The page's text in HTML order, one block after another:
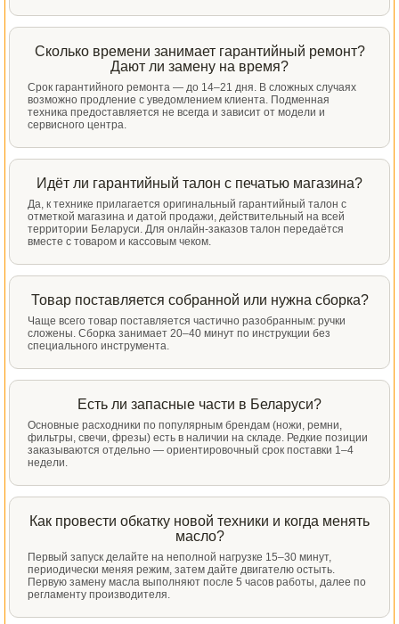
Сколько времени занимает гарантийный ремонт?
Дают ли замену на время?
Срок гарантийного ремонта — до 14–21 дня. В сложных случаях
возможно продление с уведомлением клиента. Подменная
техника предоставляется не всегда и зависит от модели и
сервисного центра.
Идёт ли гарантийный талон с печатью магазина?
Да, к технике прилагается оригинальный гарантийный талон с
отметкой магазина и датой продажи, действительный на всей
территории Беларуси. Для онлайн-заказов талон передаётся
вместе с товаром и кассовым чеком.
Товар поставляется собранной или нужна сборка?
Чаще всего товар поставляется частично разобранным: ручки
сложены. Сборка занимает 20–40 минут по инструкции без
специального инструмента.
Есть ли запасные части в Беларуси?
Основные расходники по популярным брендам (ножи, ремни,
фильтры, свечи, фрезы) есть в наличии на складе. Редкие позиции
заказываются отдельно — ориентировочный срок поставки 1–4
недели.
Как провести обкатку новой техники и когда менять
масло?
Первый запуск делайте на неполной нагрузке 15–30 минут,
периодически меняя режим, затем дайте двигателю остыть.
Первую замену масла выполняют после 5 часов работы, далее по
регламенту производителя.